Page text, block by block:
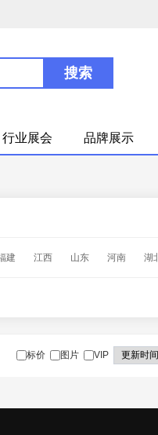
搜索
行业展会 品牌展示
建 江西 山东 河南 湖
标价 图片 VIP